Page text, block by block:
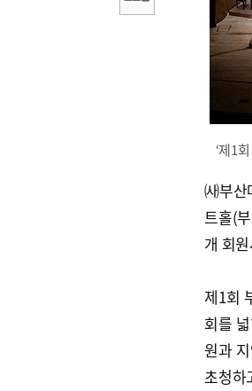
‘제1
㈔부산
트홀(
개 회
제1회
회를
원과
초청하